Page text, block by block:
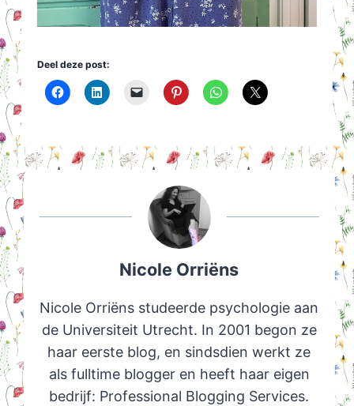
Deel deze post:
Nicole Orriëns
Nicole Orriëns studeerde psychologie aan
de Universiteit Utrecht. In 2001 begon ze
haar eerste blog, en sindsdien werkt ze
als fulltime blogger en heeft haar eigen
bedrijf: Professional Blogging Services.